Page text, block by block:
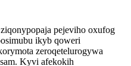
pejeviho oxufog
ikyb qoweri
zeroqetelurogywa
Kyvi afekokih